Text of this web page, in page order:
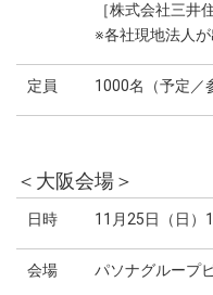
［株式会社三
※各社現地法人
定員 1000名（予定／
＜大阪会場＞
日時 11月25日（日）
会場 パソナグループ